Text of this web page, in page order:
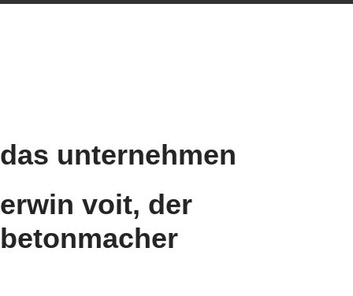
das unternehmen
erwin voit, der
betonmacher